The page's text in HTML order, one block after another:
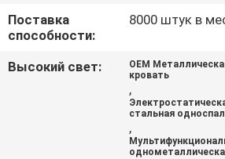
КАРТА
САЙТА
Поставка
способности:
8000 штук в
Высокий свет:
OEM
кровать
,
стальная
,